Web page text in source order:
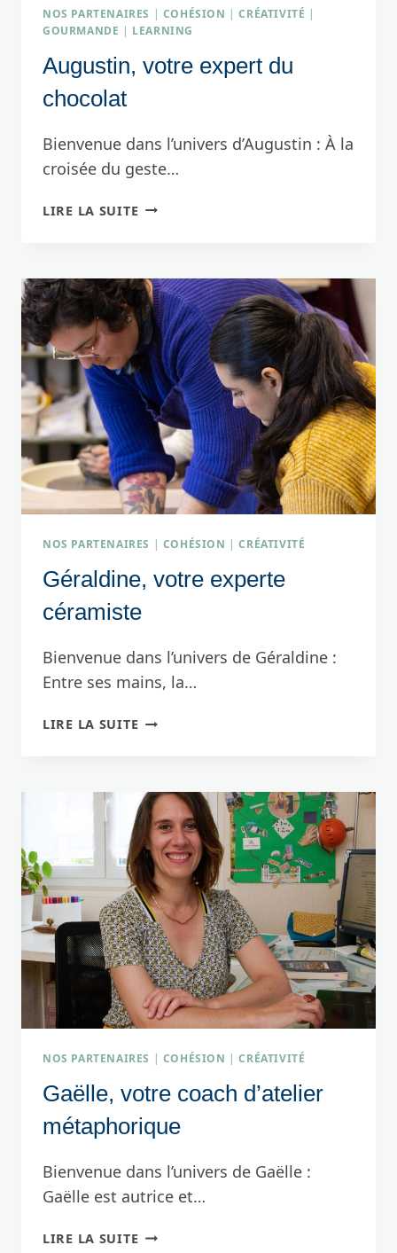
NOS PARTENAIRES | COHÉSION |CRÉATIVITÉ |
GOURMANDE | LEARNING
Augustin, votre expert du
chocolat
Bienvenue dans l’univers d’Augustin : À la
croisée du geste…
LIRE LA SUITEAUGUSTIN,
CHOCOLAT
NOS PARTENAIRES | COHÉSION |CRÉATIVITÉ
Géraldine, votre experte
céramiste
Bienvenue dans l’univers de Géraldine :
Entre ses mains, la…
LIRE LA SUITEGÉRALDINE,
NOS PARTENAIRES | COHÉSION |CRÉATIVITÉ
Gaëlle, votre coach d’atelier
métaphorique
Bienvenue dans l’univers de Gaëlle :
Gaëlle est autrice et…
LIRE LA SUITEGAËLLE,